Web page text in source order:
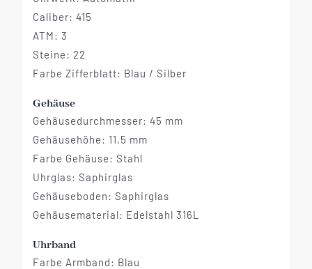
Caliber: 415
ATM: 3
Steine: 22
Farbe Zifferblatt: Blau / Silber
Gehäuse
Gehäusedurchmesser: 45 mm
Gehäusehöhe: 11,5 mm
Farbe Gehäuse: Stahl
Uhrglas: Saphirglas
Gehäuseboden: Saphirglas
Gehäusematerial: Edelstahl 316L
Uhrband
Farbe Armband: Blau